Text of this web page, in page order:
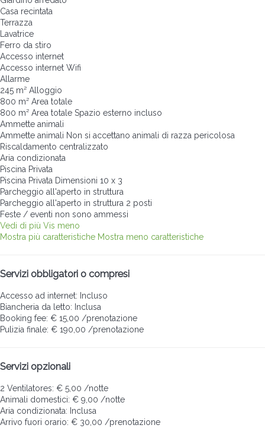
Casa recintata
Terrazza
Lavatrice
Ferro da stiro
Accesso internet
Accesso internet Wifi
Allarme
245 m² Alloggio
800 m² Area totale
800 m² Area totale Spazio esterno incluso
Ammette animali
Ammette animali Non si accettano animali di razza pericolosa
Riscaldamento centralizzato
Aria condizionata
Piscina Privata
Piscina Privata Dimensioni 10 x 3
Parcheggio all'aperto in struttura
Parcheggio all'aperto in struttura 2 posti
Feste / eventi non sono ammessi
Vedi di più Vis meno
Mostra più caratteristiche Mostra meno caratteristiche
Servizi obbligatori o compresi
Accesso ad internet: Incluso
Biancheria da letto: Inclusa
Booking fee: € 15,00 /prenotazione
Pulizia finale: € 190,00 /prenotazione
Servizi opzionali
2 Ventilatores: € 5,00 /notte
Animali domestici: € 9,00 /notte
Aria condizionata: Inclusa
Arrivo fuori orario: € 30,00 /prenotazione